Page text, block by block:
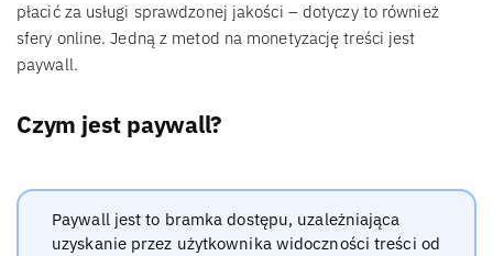
płacić za usługi sprawdzonej jakości – dotyczy to również
sfery online. Jedną z metod na monetyzację treści jest
paywall.
Czym jest paywall?
Paywall jest to bramka dostępu, uzależniająca
uzyskanie przez użytkownika widoczności treści od